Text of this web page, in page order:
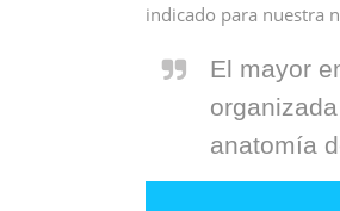
indicado para nuestra
El mayor
anatomía